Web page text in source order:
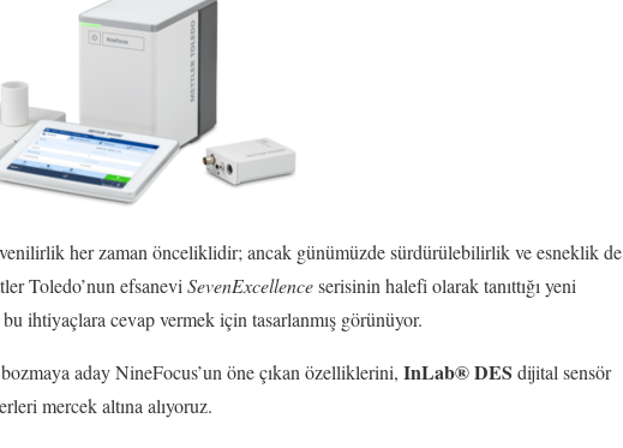
her zaman önceliklidir; ancak günümüzde sürdürülebilirlik ve esneklik de
Toledo’nun efsanevi SevenExcellenceserisinin halefi olarak tanıttığı yeni
ihtiyaçlara cevap vermek için tasarlanmış görünüyor.
aday NineFocus’un öne çıkan özelliklerini, InLab® DES dijital sensör
mercek altına alıyoruz.